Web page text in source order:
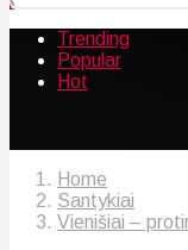
Trending
Popular
Hot
Home
Santykiai
Vienišiai –